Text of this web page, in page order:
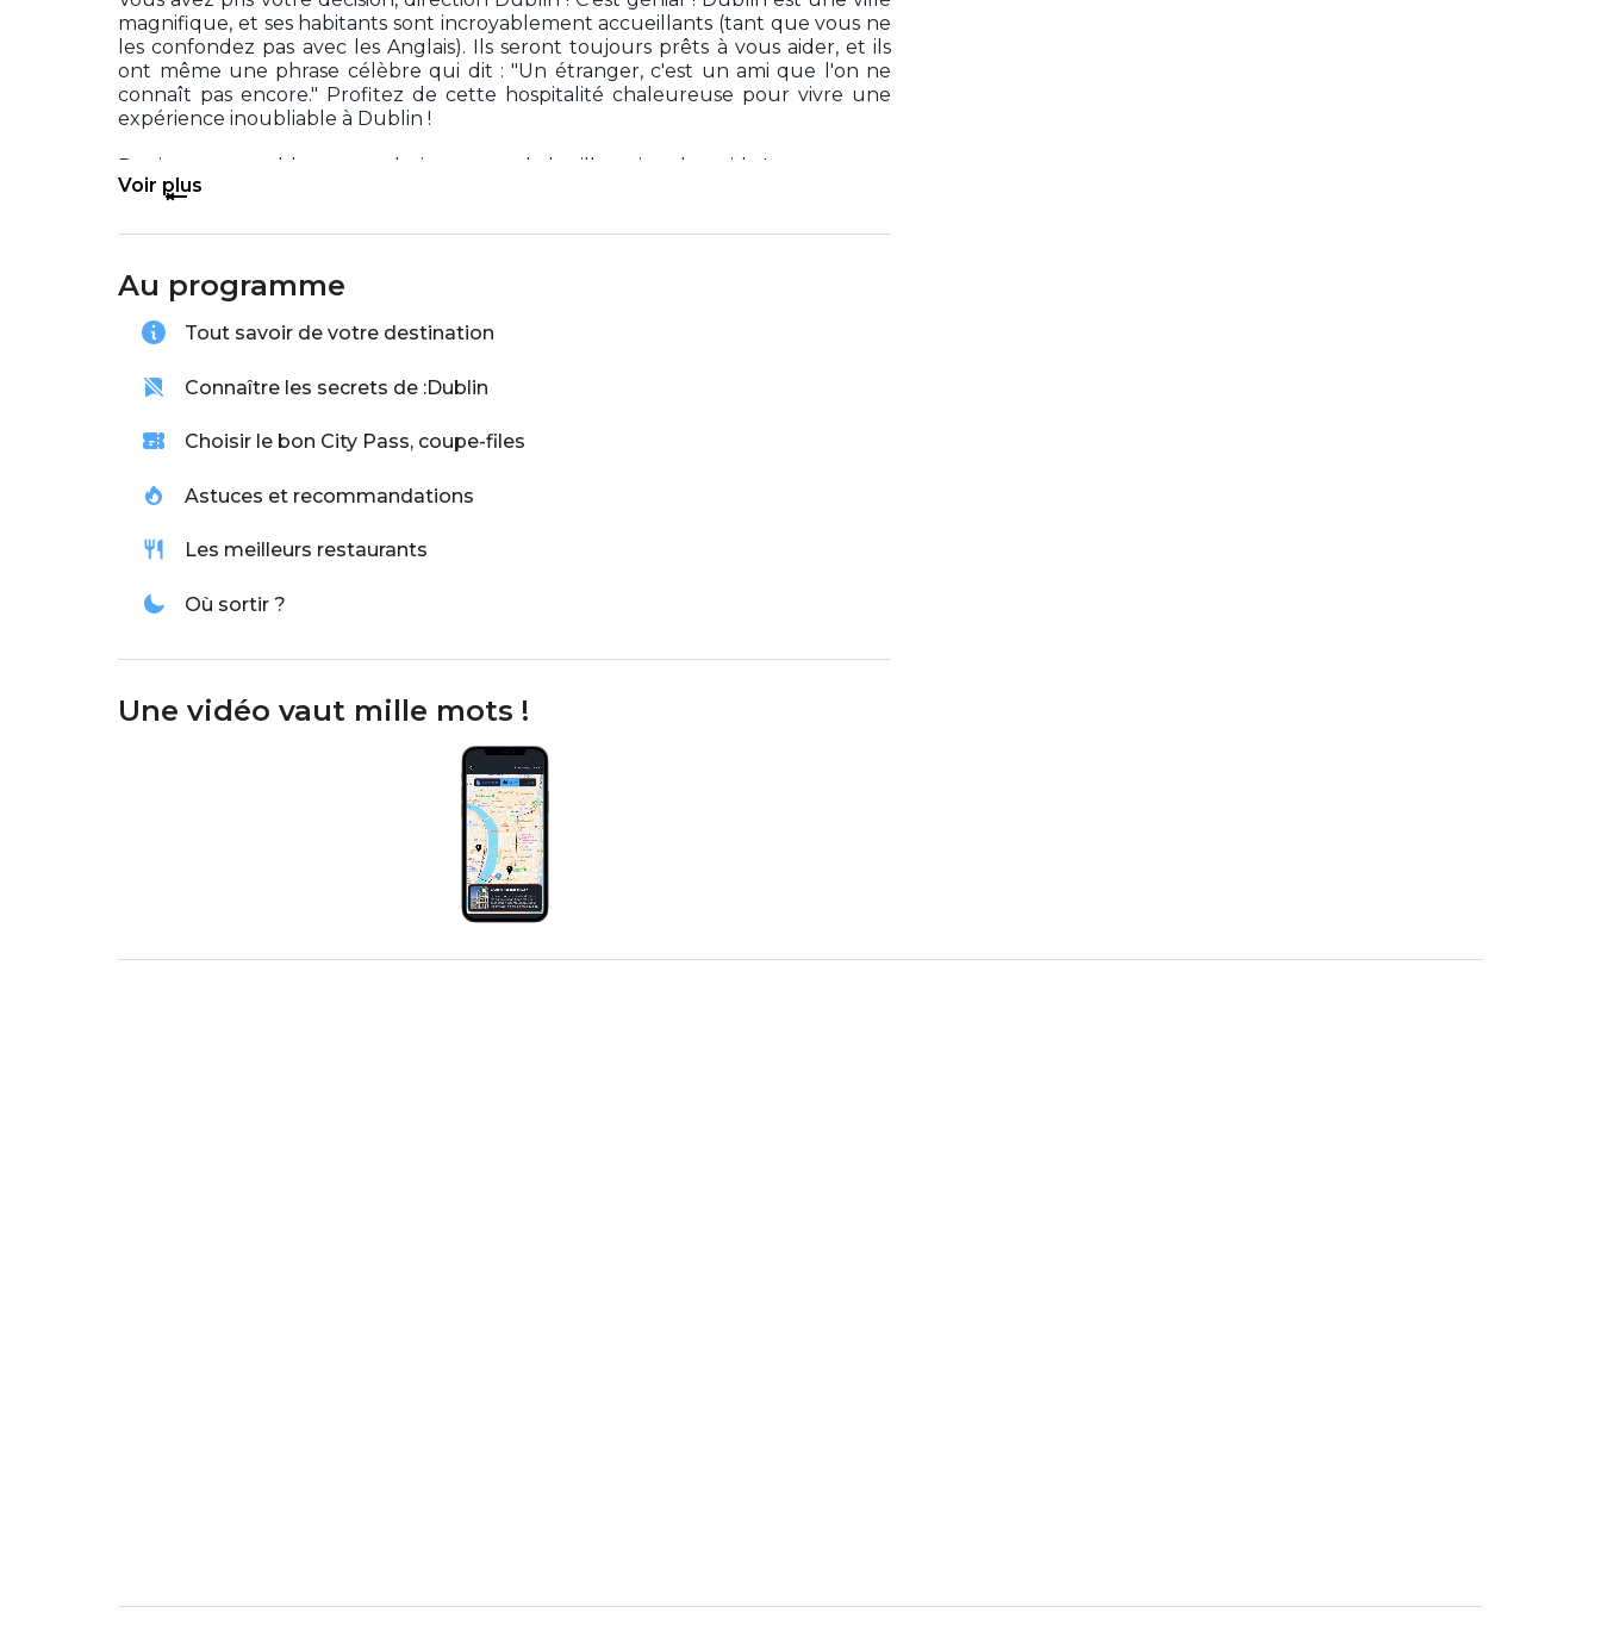
magnifique, et ses habitants sont incroyablement accueillants (tant que vous ne
les confondez pas avec les Anglais). Ils seront toujours prêts à vous aider, et ils
ont même une phrase célèbre qui dit : "Un étranger, c'est un ami que l'on ne
connaît pas encore." Profitez de cette hospitalité chaleureuse pour vivre une
expérience inoubliable à Dublin !
Des incontournables aux endroits secrets de la ville, suivez le guide !
Voir plus
Au programme
Tout savoir de votre destination
Connaître les secrets de :Dublin
Choisir le bon City Pass, coupe-files
Astuces et recommandations
Les meilleurs restaurants
Où sortir ?
Une vidéo vaut mille mots !